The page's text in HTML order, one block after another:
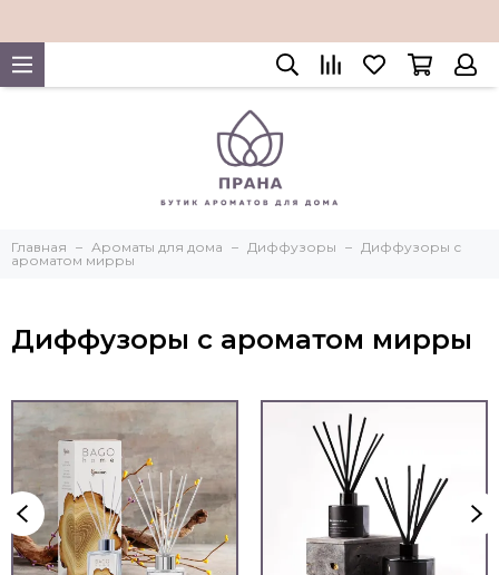
Главная Ароматы для дома Диффузоры
Диффузоры с
ароматом мирры
Диффузоры с ароматом мирры